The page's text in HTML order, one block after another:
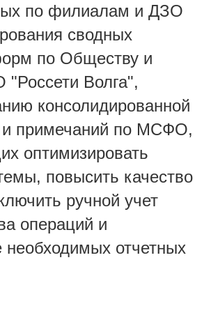
по филиалам и ДЗО
сводных
по Обществу и
"Россети Волга",
консолидированной
и примечаний по МСФО,
оптимизировать
повысить качество
ручной учет
операций и
необходимых отчетных